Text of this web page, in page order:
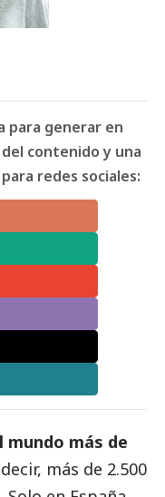
para generar en
contenido y una
redes sociales:
mundo más de
más de 2.500